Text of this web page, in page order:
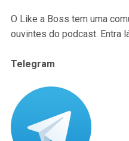
O Like a Boss tem uma
ouvintes do podcast. Entra
Telegram